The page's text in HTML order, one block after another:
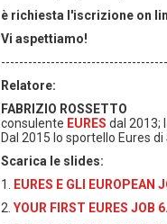
è richiesta l'iscrizione on
Vi aspettiamo!
Relatore:
FABRIZIO ROSSETTO
consulente EURES dal 2013;
Dal 2015 lo sportello Eures
Scarica le slides:
1.
EURES E GLI EUROPEAN
2. YOUR FIRST EURES JOB